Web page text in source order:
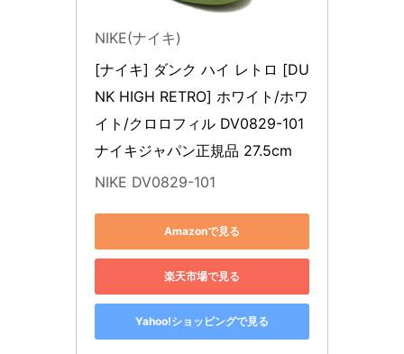
NIKE(ナイキ)
[ナイキ] ダンク ハイ レトロ [DU
NK HIGH RETRO] ホワイト/ホワ
イト/クロロフィル DV0829-101
ナイキジャパン正規品 27.5cm
NIKE DV0829-101
Amazonで見る
楽天市場で見る
Yahoo!ショッピングで見る